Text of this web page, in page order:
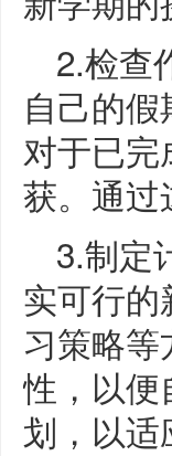
2.检查
自己的
对于已
获。通
3.制定
实可行
习策略
性，以
划，以